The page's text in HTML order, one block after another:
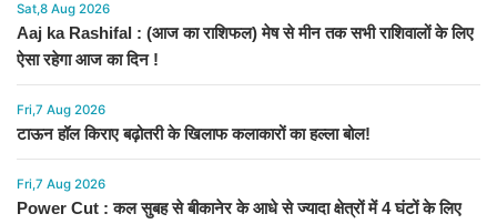
Sat,8 Aug 2026
Aaj ka Rashifal : (आज का राशिफल) मेष से मीन तक सभी राशिवालों के लिए
ऐसा रहेगा आज का दिन !
Fri,7 Aug 2026
टाऊन हॉल किराए बढ़ोतरी के खिलाफ कलाकारों का हल्ला बोल!
Fri,7 Aug 2026
Power Cut : कल सुबह से बीकानेर के आधे से ज्यादा क्षेत्रों में 4 घंटों के लिए